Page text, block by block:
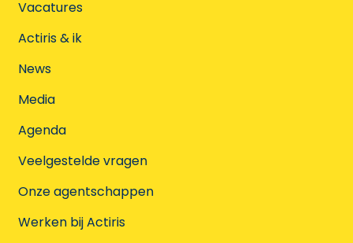
Vacatures
Actiris & ik
News
Media
Agenda
Veelgestelde vragen
Onze agentschappen
Werken bij Actiris